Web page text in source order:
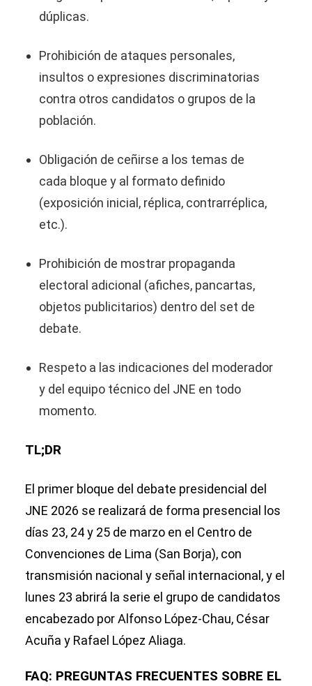
dúplicas.
Prohibición de ataques personales,
insultos o expresiones discriminatorias
contra otros candidatos o grupos de la
población.
Obligación de ceñirse a los temas de
cada bloque y al formato definido
(exposición inicial, réplica, contrarréplica,
etc.).
Prohibición de mostrar propaganda
electoral adicional (afiches, pancartas,
objetos publicitarios) dentro del set de
debate.
Respeto a las indicaciones del moderador
y del equipo técnico del JNE en todo
momento.
TL;DR
El primer bloque del debate presidencial del
JNE 2026 se realizará de forma presencial los
días 23, 24 y 25 de marzo en el Centro de
Convenciones de Lima (San Borja), con
transmisión nacional y señal internacional, y el
lunes 23 abrirá la serie el grupo de candidatos
encabezado por Alfonso López-Chau, César
Acuña y Rafael López Aliaga.
FAQ: PREGUNTAS FRECUENTES SOBRE EL